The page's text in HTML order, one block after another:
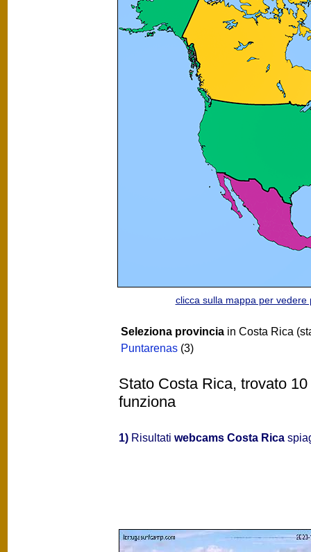
clicca sulla mappa per vedere
Seleziona provincia in Costa Rica
Puntarenas (3)
Stato Costa Rica, trovato
funziona
1) Risultati webcams Costa Rica